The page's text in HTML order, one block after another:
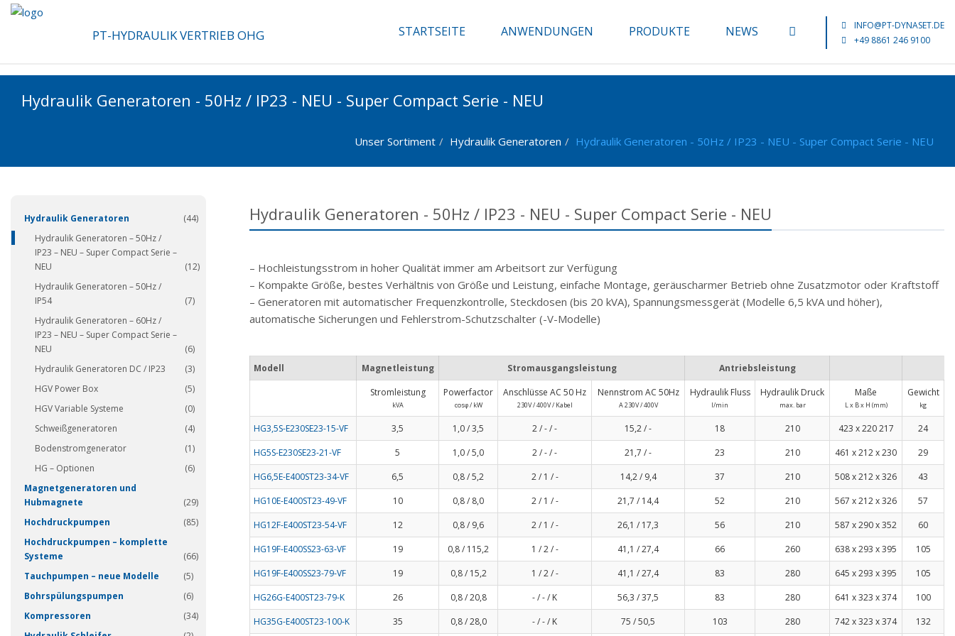
PT-HYDRAULIK VERTRIEB OHG STARTSEITE ANWENDUNGEN PRODUKTE NEWS
INFO@PT-DYNASET.DE
+49 8861 246 9100
Hydraulik Generatoren - 50Hz / IP23 - NEU - Super Compact Serie - NEU
Hydraulik Generatoren - 50Hz / IP23 - NEU - Super Compact Serie - NEU
Hydraulik Generatoren
Unser Sortiment
Hydraulik Generatoren
(44)
Hydraulik Generatoren – 50Hz /
IP23 – NEU – Super Compact Serie –
NEU
(12)
Hydraulik Generatoren – 50Hz /
IP54
(7)
Hydraulik Generatoren – 60Hz /
IP23 – NEU – Super Compact Serie –
NEU
(6)
Hydraulik Generatoren DC / IP23
(3)
HGV Power Box
(5)
HGV Variable Systeme
(0)
Schweißgeneratoren
(4)
Bodenstromgenerator
(1)
HG – Optionen
(6)
Magnetgeneratoren und
Hubmagnete
(29)
Hochdruckpumpen
(85)
Hochdruckpumpen – komplette
Systeme
(66)
Tauchpumpen – neue Modelle
(5)
Bohrspülungspumpen
(6)
Kompressoren
(34)
Hydraulik Generatoren - 50Hz / IP23 - NEU - Super Compact Serie - NEU
– Hochleistungsstrom in hoher Qualität immer am Arbeitsort zur Verfügung
– Kompakte Größe, bestes Verhältnis von Größe und Leistung, einfache Montage, geräuscharmer Betrieb ohne Zusatzmotor oder Kraftstoff
– Generatoren mit automatischer Frequenzkontrolle, Steckdosen (bis 20 kVA), Spannungsmessgerät (Modelle 6,5 kVA und höher),
automatische Sicherungen und Fehlerstrom-Schutzschalter (-V-Modelle)
Modell Magnetleistung Stromausgangsleistung
Antriebsleistung
Stromleistung
kVA
Powerfactor
cosφ / kW
Anschlüsse AC 50 Hz
230V / 400V / Kabel
Nennstrom AC 50Hz
A 230V / 400V
Hydraulik Fluss
l/min
Hydraulik Druck
max. bar
Maße
L x B x H (mm)
Gewicht
kg
HG3,5S-E230SE23-15-VF 3,5 1,0 / 3,5 2 / - / - 15,2 / - 18 210 423 x 220 217
24
HG5S-E230SE23-21-VF
5 1,0 / 5,0 2 / - / - 21,7 / - 23 210 461 x 212 x 230
29
HG6,5E-E400ST23-34-VF
6,5 0,8 / 5,2 2 / 1 / - 14,2 / 9,4 37 210 508 x 212 x 326
43
HG10E-E400ST23-49-VF
10 0,8 / 8,0 2 / 1 / - 21,7 / 14,4 52 210 567 x 212 x 326
57
HG12F-E400ST23-54-VF
12 0,8 / 9,6 2 / 1 / - 26,1 / 17,3 56 210 587 x 290 x 352
60
HG19F-E400SS23-63-VF
19 0,8 / 115,2 1 / 2 / - 41,1 / 27,4 66 260 638 x 293 x 395
105
HG19F-E400SS23-79-VF
19 0,8 / 15,2 1 / 2 / - 41,1 / 27,4 83 280 645 x 293 x 395
105
HG26G-E400ST23-79-K
26 0,8 / 20,8 - / - / K 56,3 / 37,5 83 280 641 x 323 x 374
100
HG35G-E400ST23-100-K
35 0,8 / 28,0 - / - / K 75 / 50,5 103 280 742 x 323 x 374 132